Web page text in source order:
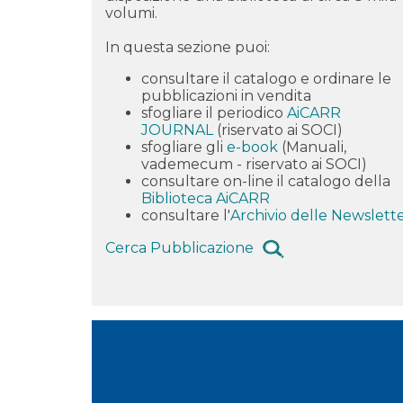
volumi.
In questa sezione puoi:
consultare il catalogo e ordinare le
pubblicazioni in vendita
sfogliare il periodico AiCARR
JOURNAL(riservato ai SOCI)
sfogliare gli e-book (Manuali,
vademecum - riservato ai SOCI)
consultare on-line il catalogo della
Biblioteca AiCARR
consultare l'Archivio delle
Cerca Pubblicazione